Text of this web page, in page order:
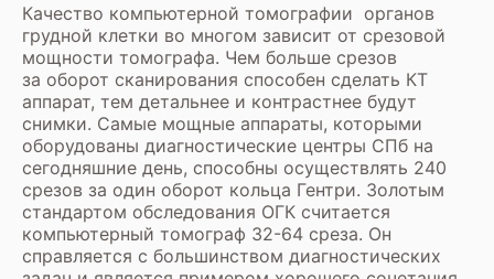
Качество компьютерной томографии органов
грудной клетки во многом зависит от срезовой
мощности томографа. Чем больше срезов
за оборот сканирования способен сделать КТ
аппарат, тем детальнее и контрастнее будут
снимки. Самые мощные аппараты, которыми
оборудованы диагностические центры СПб на
сегодняшние день, способны осуществлять 240
срезов за один оборот кольца Гентри. Золотым
стандартом обследования ОГК считается
компьютерный томограф 32-64 среза. Он
справляется с большинством диагностических